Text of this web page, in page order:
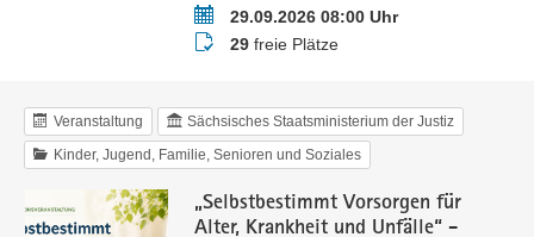
Termin29.09.2026 08:00 Uhr
Buchungsstatus
29freie Plätze
Veranstaltung Sächsisches Staatsministerium der Justiz
Kinder, Jugend, Familie, Senioren und Soziales
„Selbstbestimmt Vorsorgen für
Alter, Krankheit und Unfälle“ -